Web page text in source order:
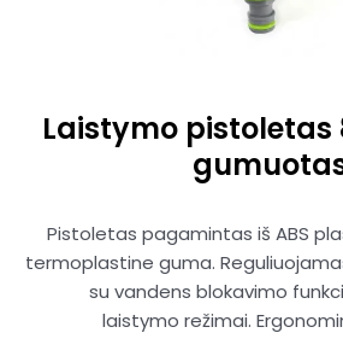
Laistymo pistoletas
Pistoletas pagamintas iš ABS
termoplastine guma.
su vandens blokavimo
laistymo režimai.